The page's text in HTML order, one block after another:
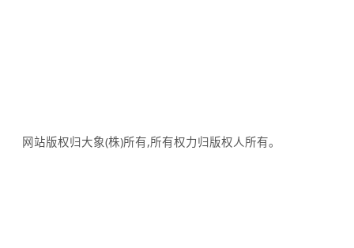
网站版权归大象(株)所有,所有权力归版权人所有。